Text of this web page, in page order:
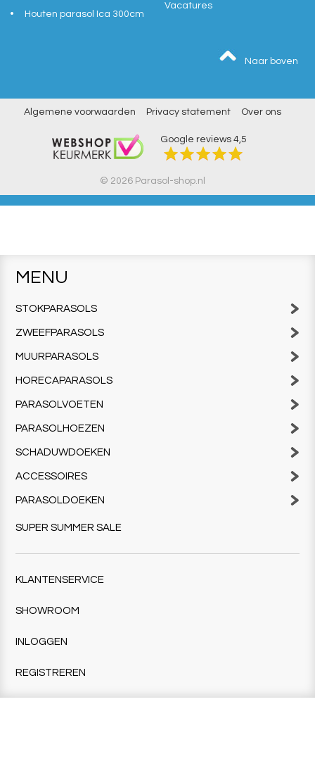
Houten parasol Ica 300cm
Vacatures
Naar boven
Algemene voorwaarden Privacy statement Over ons
Google reviews 4,5
© 2026 Parasol-shop.nl
MENU
STOKPARASOLS
ZWEEFPARASOLS
MUURPARASOLS
HORECAPARASOLS
PARASOLVOETEN
PARASOLHOEZEN
SCHADUWDOEKEN
ACCESSOIRES
PARASOLDOEKEN
SUPER SUMMER SALE
KLANTENSERVICE
SHOWROOM
INLOGGEN
REGISTREREN